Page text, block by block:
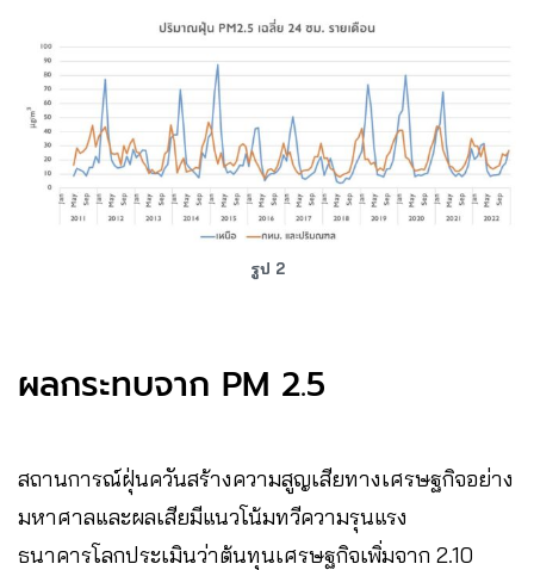
รูป 2
ผลกระทบจาก PM 2.5
สถานการณ์ฝุ่นควันสร้างความสูญเสียทางเศรษฐกิจอย่าง
มหาศาลและผลเสียมีแนวโน้มทวีความรุนแรง
ธนาคารโลกประเมินว่าต้นทุนเศรษฐกิจเพิ่มจาก 2.10